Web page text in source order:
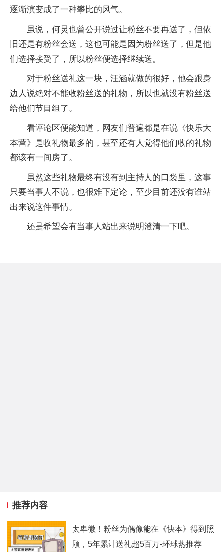
逐渐演变成了一种攀比的风气。
虽说，何炅也曾公开说过让粉丝不要再送了，但依
旧还是有粉丝会送，这也可能是因为粉丝送了，但是他
们选择接受了，所以粉丝便选择继续送。
对于粉丝送礼这一块，汪涵就做的很好，他会跟身
边人说绝对不能收粉丝送的礼物，所以也就没有粉丝送
给他们节目组了。
看评论区便能知道，网友们普遍都是在说《快乐大
本营》是收礼物最多的，甚至还有人觉得他们收的礼物
都该有一间房了。
虽然这些礼物最终有没有到主持人的口袋里，这事
只要当事人不说，也很难下定论，至少目前还没有谁站
出来说这件事情。
还是希望会有当事人站出来说明澄清一下吧。
推荐内容
太卑微！粉丝为偶像能在《快本》得到照
顾，5年累计送礼超5百万-环球热推荐